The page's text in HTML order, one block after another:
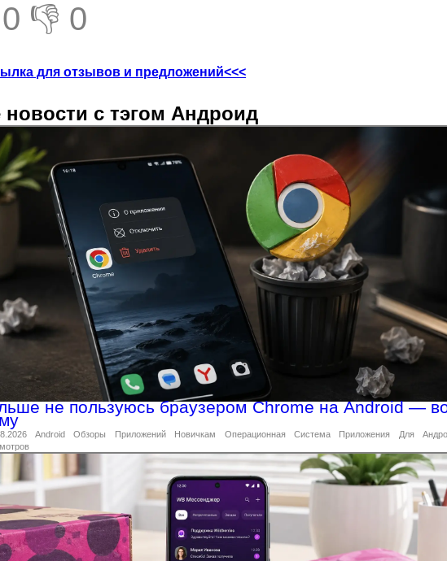
👎 0
для отзывов и предложений<<<
с тэгом Андроид
не пользуюсь браузером Chrome на Android —
Android Обзоры Приложений Новичкам Операционная Система Приложения Для